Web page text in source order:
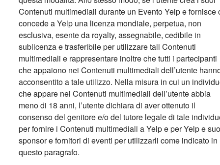
Contenuti multimediali durante un Evento Yelp e fornisce
concede a Yelp una licenza mondiale, perpetua, non
esclusiva, esente da royalty, assegnabile, cedibile in
sublicenza e trasferibile per utilizzare tali Contenuti
multimediali e rappresentare inoltre che tutti i partecipanti
che appaiono nei Contenuti multimediali dell’utente
acconsentito a tale utilizzo. Nella misura in cui un
che appare nei Contenuti multimediali dell’utente abbia
meno di 18 anni, l’utente dichiara di aver ottenuto il
consenso del genitore e/o del tutore legale di tale
per fornire i Contenuti multimediali a Yelp e per Yelp e
sponsor e fornitori di eventi per utilizzarli come indicato in
questo paragrafo.